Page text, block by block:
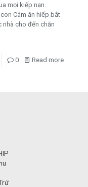
mọi kiếp nạn.
Cám ăn hiếp bắt
nhà cho đến chăn
0 Read more